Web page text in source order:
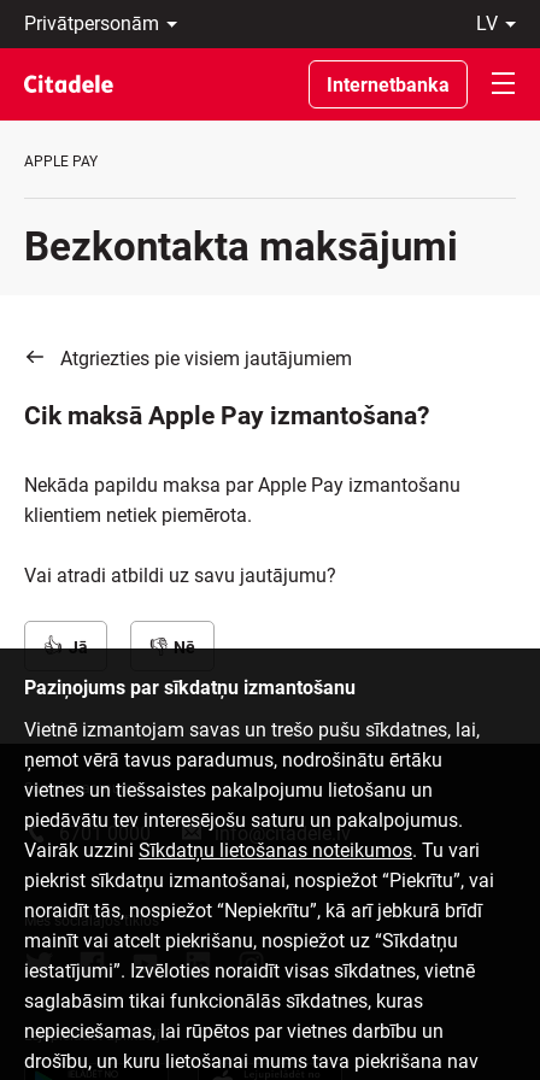
Privātpersonām
Uzņēmumiem
Private
Banking
Par
C
lv
Latviski
По-
русски
In
Internetbanka
APPLE PAY
Bezkontakta maksājumi
Atgriezties pie visiem jautājumiem
Cik maksā Apple Pay izmantošana?
Nekāda papildu maksa par Apple Pay izmantošanu
klientiem netiek piemērota.
Vai atradi atbildi uz savu jautājumu?
Jā Nē
Paziņojums par sīkdatņu izmantošanu
Vietnē izmantojam savas un trešo pušu sīkdatnes, lai,
ņemot vērā tavus paradumus, nodrošinātu ērtāku
vietnes un tiešsaistes pakalpojumu lietošanu un
piedāvātu tev interesējošu saturu un pakalpojumus.
Vairāk uzzini Sīkdatņu lietošanas noteikumos. Tu vari
piekrist sīkdatņu izmantošanai, nospiežot “Piekrītu”, vai
noraidīt tās, nospiežot “Nepiekrītu”, kā arī jebkurā brīdī
mainīt vai atcelt piekrišanu, nospiežot uz “Sīkdatņu
iestatījumi”. Izvēloties noraidīt visas sīkdatnes, vietnē
saglabāsim tikai funkcionālās sīkdatnes, kuras
nepieciešamas, lai rūpētos par vietnes darbību un
drošību, un kuru lietošanai mums tava piekrišana nav
Sazinies ar mums
6701 0000 info@citadele.lv
Mēs sociālajos tīklos
Lejupielādēt aplikāciju